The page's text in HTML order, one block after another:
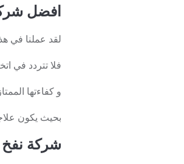
افضل
لقد عملنا في
فلا تتردد في
و كفاءتها
بحيث يكون
شركة